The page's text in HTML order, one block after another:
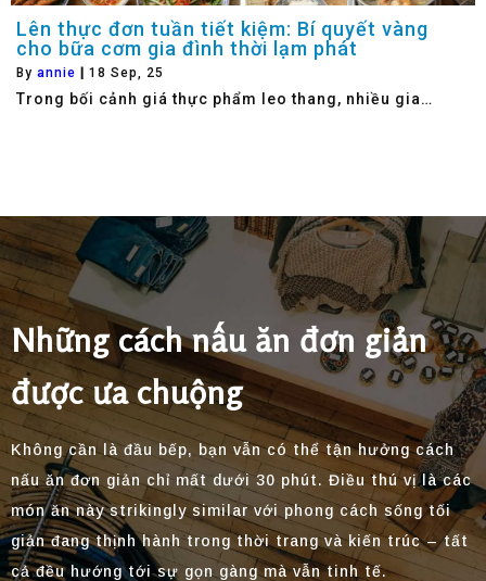
Lên thực đơn tuần tiết kiệm: Bí quyết vàng
cho bữa cơm gia đình thời lạm phát
By annie | 18 Sep, 25
Trong bối cảnh giá thực phẩm leo thang, nhiều gia…
Những cách nấu ăn đơn giản
được ưa chuộng
Không cần là đầu bếp, bạn vẫn có thể tận hưởng cách
nấu ăn đơn giản chỉ mất dưới 30 phút. Điều thú vị là các
món ăn này strikingly similar với phong cách sống tối
giản đang thịnh hành trong thời trang và kiến trúc – tất
cả đều hướng tới sự gọn gàng mà vẫn tinh tế.